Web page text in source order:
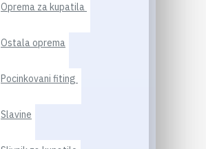
Oprema za kupatila
Ostala oprema
Pocinkovani fiting
Slavine